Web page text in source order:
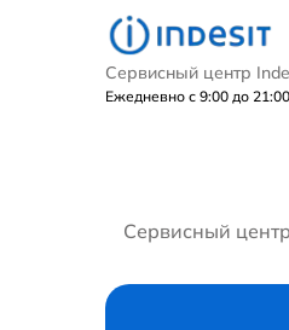
Сервисный центр
Ежедневно с 9:00 до 21:00
Сервисный